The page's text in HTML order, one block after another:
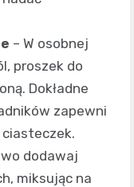
– W osobnej
proszek do
Dokładne
zapewni
dodawaj
miksując na